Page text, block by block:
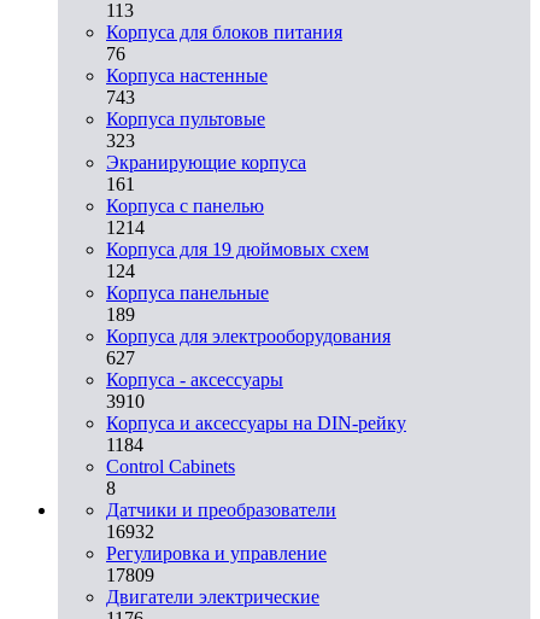
113
Корпуса для блоков питания
76
Корпуса настенные
743
Корпуса пультовые
323
Экранирующие корпуса
161
Корпуса с панелью
1214
Корпуса для 19 дюймовых схем
124
Корпуса панельные
189
Корпуса для электрооборудования
627
Корпуса - аксессуары
3910
Корпуса и аксессуары на DIN-рейку
1184
Control Cabinets
8
Датчики и преобразователи
16932
Регулировка и управление
17809
Двигатели электрические